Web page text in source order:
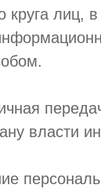
круга
власти